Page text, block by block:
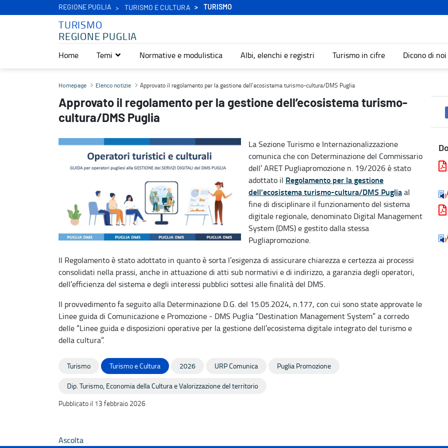
REGIONE PUGLIA TURISMO E CULTURA TURISMO
TURISMO
REGIONE PUGLIA
Home Temi Normative e modulistica Albi, elenchi e registri Turismo in cifre Dicono di noi
Approvato il regolamento per la gestione dell’ecosistema turismo-cultura/DMS Puglia - Turismo
Homepage Elenco notizie Approvato il regolamento per la gestione dell’ecosistema turismo-cultura/DMS Puglia
Approvato il regolamento per la gestione dell’ecosistema turismo-
cultura/DMS Puglia
La Sezione Turismo e Internazionalizzazione
comunica che con Determinazione del Commissario
dell’ ARET Pugliapromozione n. 19/2026 è stato
adottato il Regolamento per la gestione
dell’ecosistema turismo-cultura/DMS Pugliaal
fine di disciplinare il funzionamento del sistema
digitale regionale, denominato Digital Management
System (DMS) e gestito dalla stessa
Pugliapromozione.
Il Regolamento è stato adottato in quanto è sorta l’esigenza di assicurare chiarezza e certezza ai processi
consolidati nella prassi, anche in attuazione di atti sub normativi e di indirizzo, a garanzia degli operatori,
dell’efficienza del sistema e degli interessi pubblici sottesi alle finalità del DMS.
Il provvedimento fa seguito alla Determinazione D.G. del 15.05.2024, n.177, con cui sono state approvate le
Linee guida di Comunicazione e Promozione - DMS Puglia “Destination Management System” a corredo
delle “Linee guida e disposizioni operative per la gestione dell’ecosistema digitale integrato del turismo e
della cultura”.
Turismo Turismo e Cultura 2026 URP Comunica Puglia Promozione
Dip. Turismo, Economia della Cultura e Valorizzazione del territorio
Pubblicato il 13 febbraio 2026
Ascolta